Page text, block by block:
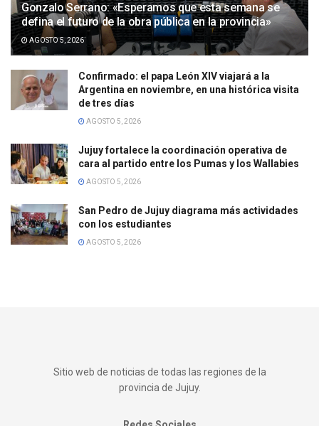
Gonzalo Serrano: «Esperamos que esta semana se
defina el futuro de la obra pública en la provincia»
AGOSTO 5, 2026
Confirmado: el papa León XIV viajará a la
Argentina en noviembre, en una histórica visita
de tres días
AGOSTO 5, 2026
Jujuy fortalece la coordinación operativa de
cara al partido entre los Pumas y los Wallabies
AGOSTO 5, 2026
San Pedro de Jujuy diagrama más actividades
con los estudiantes
AGOSTO 5, 2026
Sitio web de noticias de todas las regiones de la
provincia de Jujuy.